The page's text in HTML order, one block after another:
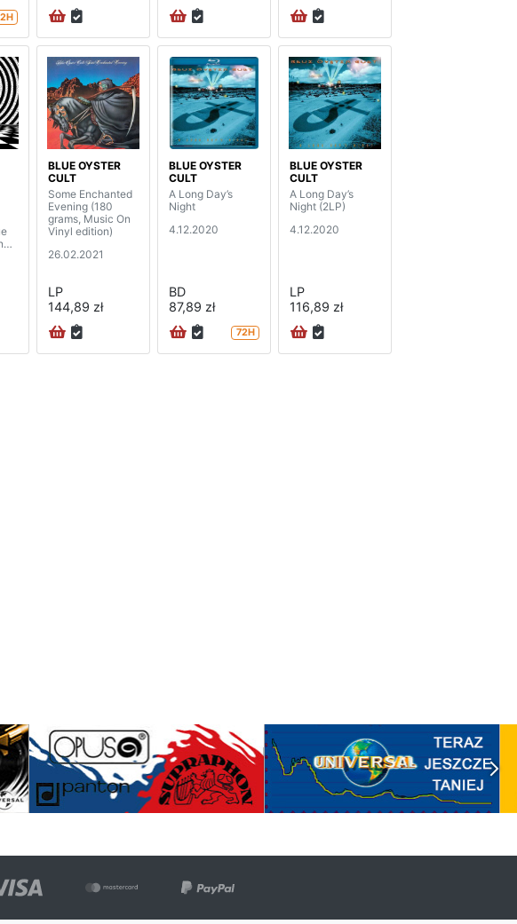
BLUE OYSTER
CULT
Some Enchanted
Evening (180
grams, Music On
Vinyl edition)
26.02.2021
LP
144,89 zł
BLUE OYSTER
CULT
A Long Day’s
Night
4.12.2020
BD
87,89 zł
72H
BLUE OYSTER
CULT
A Long Day’s
Night (2LP)
4.12.2020
LP
116,89 zł